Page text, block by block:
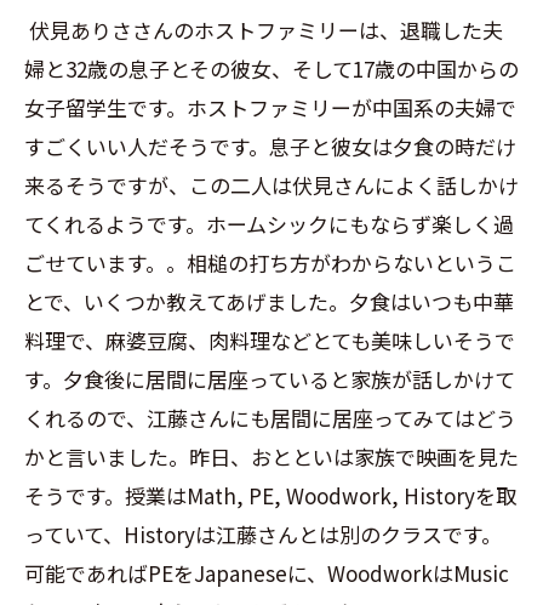
伏見ありささんのホストファミリーは、退職した夫
婦と32歳の息子とその彼女、そして17歳の中国からの
女子留学生です。ホストファミリーが中国系の夫婦で
すごくいい人だそうです。息子と彼女は夕食の時だけ
来るそうですが、この二人は伏見さんによく話しかけ
てくれるようです。ホームシックにもならず楽しく過
ごせています。。相槌の打ち方がわからないというこ
とで、いくつか教えてあげました。夕食はいつも中華
料理で、麻婆豆腐、肉料理などとても美味しいそうで
す。夕食後に居間に居座っていると家族が話しかけて
くれるので、江藤さんにも居間に居座ってみてはどう
かと言いました。昨日、おとといは家族で映画を見た
そうです。授業はMath, PE, Woodwork, Historyを取
っていて、 Historyは江藤さんとは別のクラスです。
可能であればPEをJapaneseに、 WoodworkはMusic